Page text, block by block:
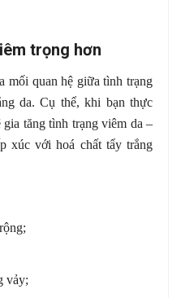
trọng hơn
mối quan hệ giữa tình trạng
da. Cụ thể, khi bạn thực
tăng tình trạng viêm da –
xúc với hoá chất tẩy trắng
vảy;